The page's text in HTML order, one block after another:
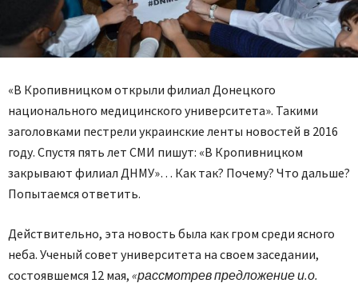
«В Кропивницком открыли филиал Донецкого
национального медицинского университета». Такими
заголовками пестрели украинские ленты новостей в 2016
году. Спустя пять лет СМИ пишут: «В Кропивницком
закрывают филиал ДНМУ»… Как так? Почему? Что дальше?
Попытаемся ответить.
Действительно, эта новость была как гром среди ясного
неба. Ученый совет университета на своем заседании,
состоявшемся 12 мая, «рассмотрев предложение и.о.